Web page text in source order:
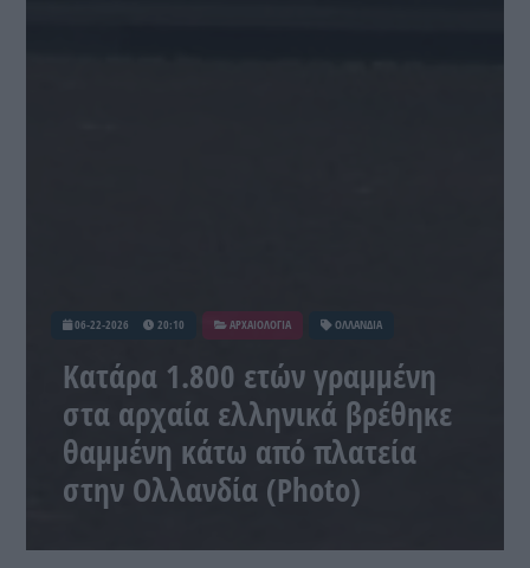
06-22-2026 20:10 ΑΡΧΑΙΟΛΟΓΙΑ ΟΛΛΑΝΔΙΑ
Κατάρα 1.800 ετών γραμμένη
στα αρχαία ελληνικά βρέθηκε
θαμμένη κάτω από πλατεία
στην Ολλανδία (Photo)